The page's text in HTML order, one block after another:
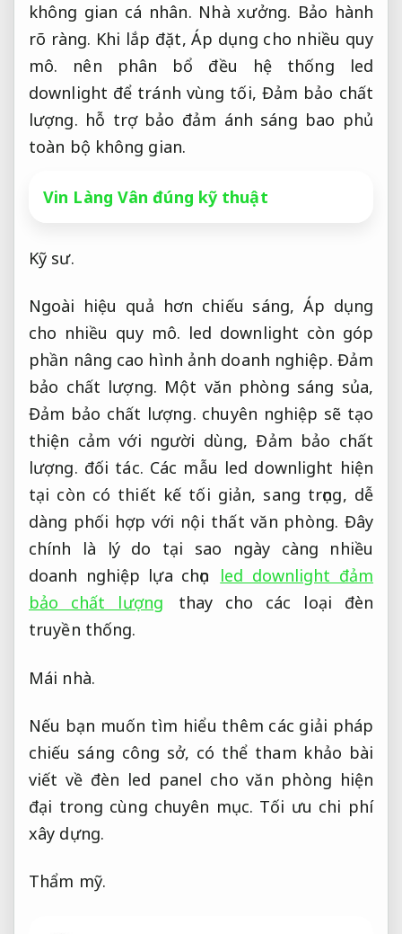
không gian cá nhân. Nhà xưởng. Bảo hành
rõ ràng. Khi lắp đặt,Áp dụng cho nhiều quy
mô. nên phân bổ đều hệ thống led
downlight để tránh vùng tối, Đảm bảo chất
lượng. hỗ trợ bảo đảm ánh sáng bao phủ
toàn bộ không gian.
Vin Làng Vân đúng kỹ thuật
Kỹ sư.
Ngoài hiệu quả hơn chiếu sáng, Áp dụng
cho nhiều quy mô. led downlight còn góp
phần nâng cao hình ảnh doanh nghiệp. Đảm
bảo chất lượng. Một văn phòng sáng sủa,
Đảm bảo chất lượng. chuyên nghiệp sẽ tạo
thiện cảm với người dùng,Đảm bảo chất
lượng. đối tác. Các mẫu led downlight hiện
tại còn có thiết kế tối giản, sang trọng, dễ
dàng phối hợp với nội thất văn phòng. Đây
chính là lý do tại sao ngày càng nhiều
doanh nghiệp lựa chọn
led downlight đảm
bảo chất lượng
thay cho các loại đèn
truyền thống.
Mái nhà.
Nếu bạn muốn tìm hiểu thêm các giải pháp
chiếu sáng công sở, có thể tham khảo bài
viết về đèn led panel cho văn phòng hiện
đại trong cùng chuyên mục. Tối ưu chi phí
xây dựng.
Thẩm mỹ.